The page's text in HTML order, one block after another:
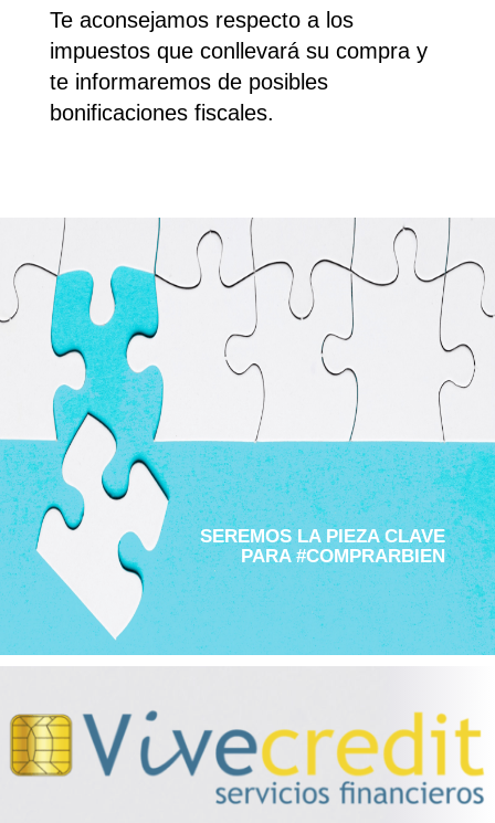
Te aconsejamos respecto a los
impuestos que conllevará su compra y
te informaremos de posibles
bonificaciones fiscales.
SEREMOS LA PIEZA CLAVE
PARA #COMPRARBIEN